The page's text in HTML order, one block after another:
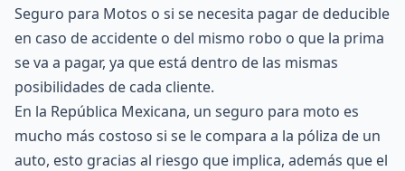
Seguro para Motos o si se necesita pagar de deducible
en caso de accidente o del mismo robo o que la prima
se va a pagar, ya que está dentro de las mismas
posibilidades de cada cliente.
En la República Mexicana, un seguro para moto es
mucho más costoso si se le compara a la póliza de un
auto, esto gracias al riesgo que implica, además que el